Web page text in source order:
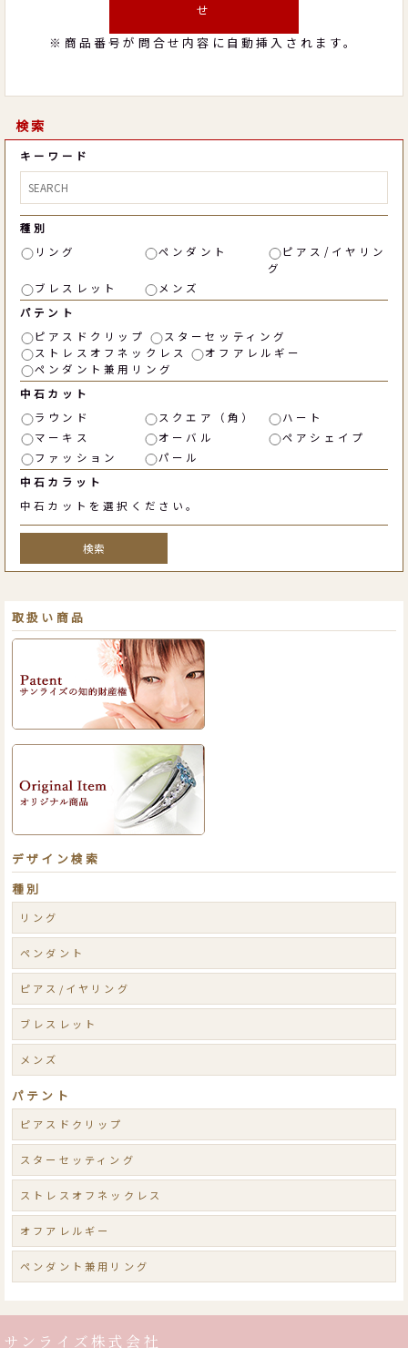
せ
※商品番号が問合せ内容に自動挿入されます。
検索
キーワード
種別
リング
ペンダント
ピアス/イヤリン
グ
ブレスレット
メンズ
パテント
ピアスドクリップ
スターセッティング
ストレスオフネックレス
オフアレルギー
ペンダント兼用リング
中石カット
ラウンド
スクエア（角）
ハート
マーキス
オーバル
ペアシェイプ
ファッション
パール
中石カラット
中石カットを選択ください。
検索
取扱い商品
デザイン検索
種別
リング
ペンダント
ピアス/イヤリング
ブレスレット
メンズ
パテント
ピアスドクリップ
スターセッティング
ストレスオフネックレス
オフアレルギー
ペンダント兼用リング
サンライズ株式会社